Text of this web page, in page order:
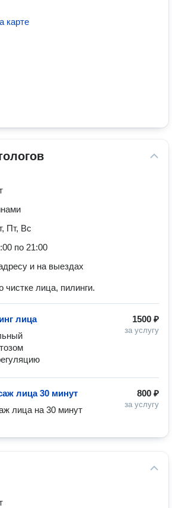
карте
Пт, Вс
по 21:00
и на выездах
лица, пилинги.
1500 ₽
за услугу
лица
800 ₽
за услугу
лица 30 минут
лица на 30 минут